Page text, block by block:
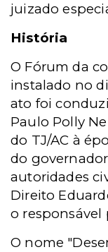
juizado
História
O Fórum da
instalado no
ato foi
Paulo Polly
do TJ/AC à
do
autoridades
Direito
o responsável
O nome